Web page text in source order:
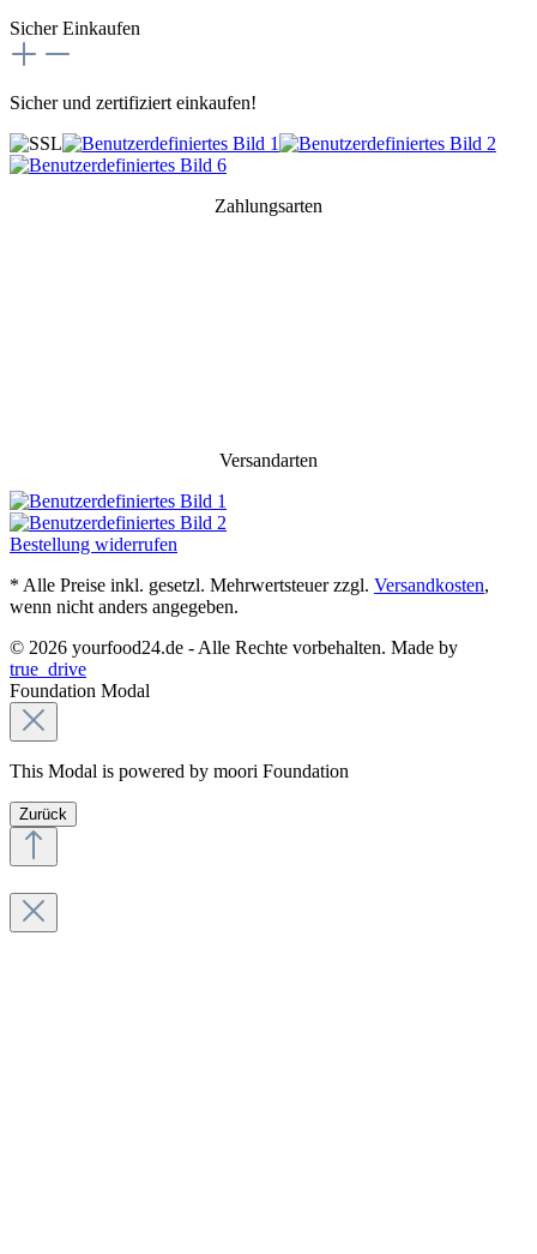
Sicher Einkaufen
Sicher und zertifiziert einkaufen!
Zahlungsarten
Versandarten
Bestellung widerrufen
* Alle Preise inkl. gesetzl. Mehrwertsteuer zzgl. Versandkosten,
wenn nicht anders angegeben.
© 2026 yourfood24.de - Alle Rechte vorbehalten. Made by
true_drive
Foundation Modal
This Modal is powered by moori Foundation
Zurück